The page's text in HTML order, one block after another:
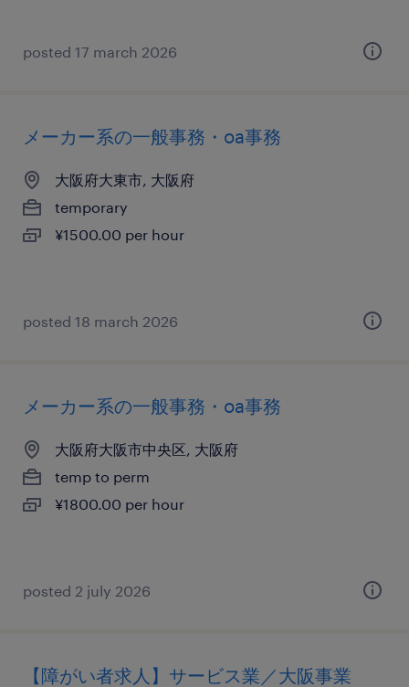
posted 17 march 2026
メーカー系の一般事務・oa事務
大阪府大東市, 大阪府
temporary
¥1500.00 per hour
posted 18 march 2026
メーカー系の一般事務・oa事務
大阪府大阪市中央区, 大阪府
temp to perm
¥1800.00 per hour
posted 2 july 2026
【障がい者求人】サービス業／大阪事業